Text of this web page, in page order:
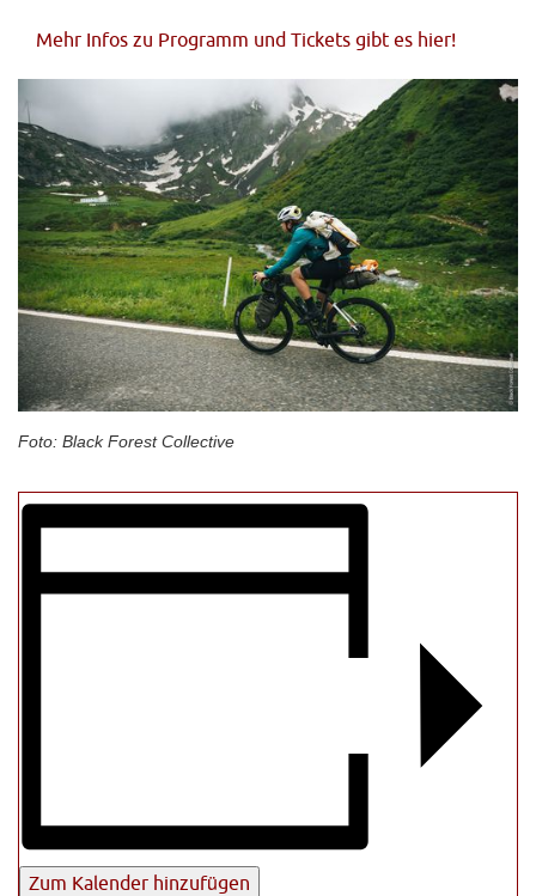
Mehr Infos zu Programm und Tickets gibt es hier!
Foto: Black Forest Collective
Zum Kalender hinzufügen